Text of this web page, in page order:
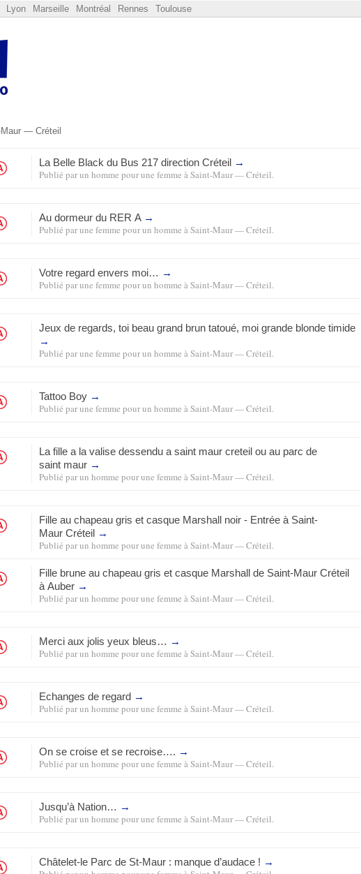
Lyon Marseille Montréal Rennes Toulouse
— Créteil
La Belle Black du Bus 217 direction Créteil →
Publié parun homme pour une femme àSaint-Maur — Créteil.
Au dormeur du RER A →
Publié parune femme pour un homme àSaint-Maur — Créteil.
Votre regard envers moi… →
Publié parune femme pour un homme àSaint-Maur — Créteil.
Jeux de regards, toi beau grand brun tatoué, moi grande blonde timide
→
Publié parune femme pour un homme àSaint-Maur — Créteil.
Tattoo Boy →
Publié parune femme pour un homme àSaint-Maur — Créteil.
La fille a la valise dessendu a saint maur creteil ou au parc de
saint maur →
Publié parun homme pour une femme àSaint-Maur — Créteil.
Fille au chapeau gris et casque Marshall noir - Entrée à Saint-
Maur Créteil →
Publié parun homme pour une femme àSaint-Maur — Créteil.
Fille brune au chapeau gris et casque Marshall de Saint-Maur Créteil
à Auber →
Publié parun homme pour une femme àSaint-Maur — Créteil.
Merci aux jolis yeux bleus… →
Publié parun homme pour une femme àSaint-Maur — Créteil.
Echanges de regard →
Publié parun homme pour une femme àSaint-Maur — Créteil.
On se croise et se recroise…. →
Publié parun homme pour une femme àSaint-Maur — Créteil.
Jusqu’à Nation… →
Publié parun homme pour une femme àSaint-Maur — Créteil.
Châtelet-le Parc de St-Maur : manque d’audace ! →